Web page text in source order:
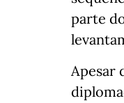
parte
Apesar